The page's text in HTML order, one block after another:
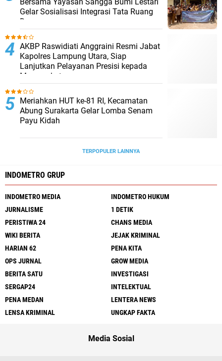
Gelar Sosialisasi Integrasi Tata Ruang
Desa
AKBP Raswidiati Anggraini Resmi Jabat
Kapolres Lampung Utara, Siap
Lanjutkan Pelayanan Presisi kepada
Masyarakat
Meriahkan HUT ke-81 RI, Kecamatan
Abung Surakarta Gelar Lomba Senam
Payu Kidah
TERPOPULER LAINNYA
INDOMETRO GRUP
INDOMETRO MEDIA
INDOMETRO HUKUM
JURNALISME
1 DETIK
PERISTIWA 24
CHANS MEDIA
WIKI BERITA
JEJAK KRIMINAL
HARIAN 62
PENA KITA
OPS JURNAL
GROW MEDIA
BERITA SATU
INVESTIGASI
SERGAP24
INTELEKTUAL
PENA MEDAN
LENTERA NEWS
LENSA KRIMINAL
UNGKAP FAKTA
Media Sosial